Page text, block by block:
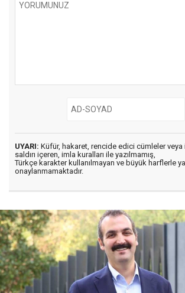
UYARI: Küfür, hakaret, rencide edici cümleler veya
saldırı içeren, imla kuralları ile yazılmamış,
Türkçe karakter kullanılmayan ve büyük harflerle
onaylanmamaktadır.